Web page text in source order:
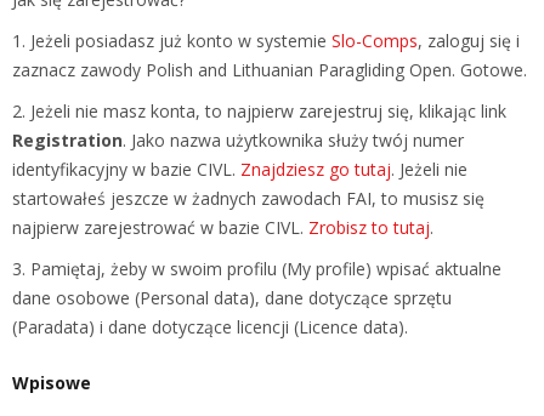
1. Jeżeli posiadasz już konto w systemie Slo-Comps, zaloguj się i
zaznacz zawody Polish and Lithuanian Paragliding Open. Gotowe.
2. Jeżeli nie masz konta, to najpierw zarejestruj się, klikając link
Registration. Jako nazwa użytkownika służy twój numer
identyfikacyjny w bazie CIVL. Znajdziesz go tutaj. Jeżeli nie
startowałeś jeszcze w żadnych zawodach FAI, to musisz się
najpierw zarejestrować w bazie CIVL. Zrobisz to tutaj.
3. Pamiętaj, żeby w swoim profilu (My profile) wpisać aktualne
dane osobowe (Personal data), dane dotyczące sprzętu
(Paradata) i dane dotyczące licencji (Licence data).
Wpisowe